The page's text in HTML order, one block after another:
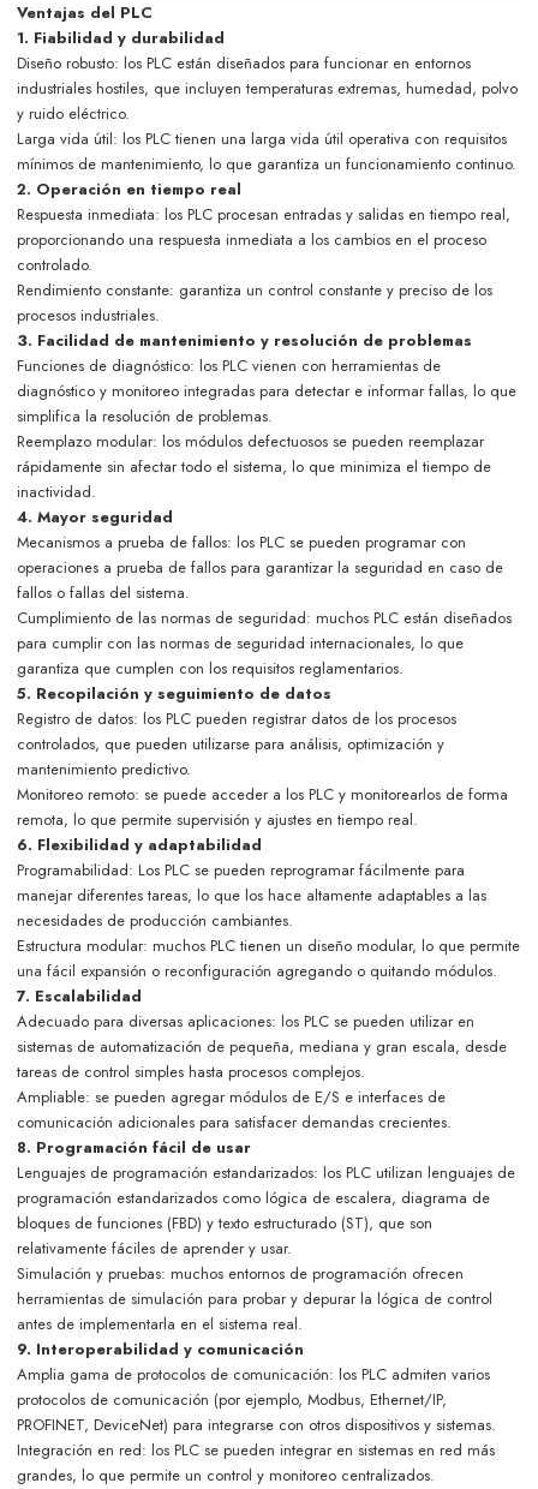
Ventajas del PLC
1. Fiabilidad y durabilidad
Diseño robusto: los PLC están diseñados para funcionar en entornos
industriales hostiles, que incluyen temperaturas extremas, humedad, polvo
y ruido eléctrico.
Larga vida útil: los PLC tienen una larga vida útil operativa con requisitos
mínimos de mantenimiento, lo que garantiza un funcionamiento continuo.
2. Operación en tiempo real
Respuesta inmediata: los PLC procesan entradas y salidas en tiempo real,
proporcionando una respuesta inmediata a los cambios en el proceso
controlado.
Rendimiento constante: garantiza un control constante y preciso de los
procesos industriales.
3. Facilidad de mantenimiento y resolución de problemas
Funciones de diagnóstico: los PLC vienen con herramientas de
diagnóstico y monitoreo integradas para detectar e informar fallas, lo que
simplifica la resolución de problemas.
Reemplazo modular: los módulos defectuosos se pueden reemplazar
rápidamente sin afectar todo el sistema, lo que minimiza el tiempo de
inactividad.
4. Mayor seguridad
Mecanismos a prueba de fallos: los PLC se pueden programar con
operaciones a prueba de fallos para garantizar la seguridad en caso de
fallos o fallas del sistema.
Cumplimiento de las normas de seguridad: muchos PLC están diseñados
para cumplir con las normas de seguridad internacionales, lo que
garantiza que cumplen con los requisitos reglamentarios.
5. Recopilación y seguimiento de datos
Registro de datos: los PLC pueden registrar datos de los procesos
controlados, que pueden utilizarse para análisis, optimización y
mantenimiento predictivo.
Monitoreo remoto: se puede acceder a los PLC y monitorearlos de forma
remota, lo que permite supervisión y ajustes en tiempo real.
6. Flexibilidad y adaptabilidad
Programabilidad: Los PLC se pueden reprogramar fácilmente para
manejar diferentes tareas, lo que los hace altamente adaptables a las
necesidades de producción cambiantes.
Estructura modular: muchos PLC tienen un diseño modular, lo que permite
una fácil expansión o reconfiguración agregando o quitando módulos.
7. Escalabilidad
Adecuado para diversas aplicaciones: los PLC se pueden utilizar en
sistemas de automatización de pequeña, mediana y gran escala, desde
tareas de control simples hasta procesos complejos.
Ampliable: se pueden agregar módulos de E/S e interfaces de
comunicación adicionales para satisfacer demandas crecientes.
8. Programación fácil de usar
Lenguajes de programación estandarizados: los PLC utilizan lenguajes de
programación estandarizados como lógica de escalera, diagrama de
bloques de funciones (FBD) y texto estructurado (ST), que son
relativamente fáciles de aprender y usar.
Simulación y pruebas: muchos entornos de programación ofrecen
herramientas de simulación para probar y depurar la lógica de control
antes de implementarla en el sistema real.
9. Interoperabilidad y comunicación
Amplia gama de protocolos de comunicación: los PLC admiten varios
protocolos de comunicación (por ejemplo, Modbus, Ethernet/IP,
PROFINET, DeviceNet) para integrarse con otros dispositivos y sistemas.
Integración en red: los PLC se pueden integrar en sistemas en red más
grandes, lo que permite un control y monitoreo centralizados.